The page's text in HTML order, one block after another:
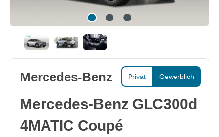
Privat Gewerblich
Mercedes-Benz
Mercedes-Benz GLC300d
4MATIC Coupé